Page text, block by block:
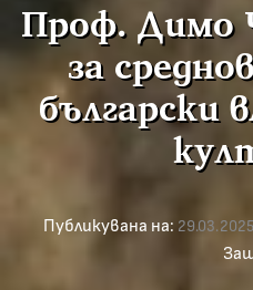
Проф. Димо
за
български
Публикувана на: 29.03.2025